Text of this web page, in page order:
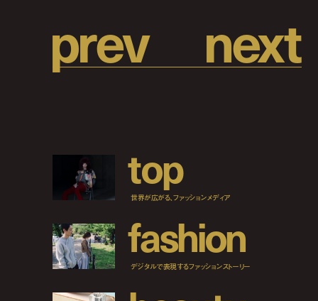
prev next
top
世界が広がる、ファッションメディア
fashion
デジタルで表現するファッションストーリー